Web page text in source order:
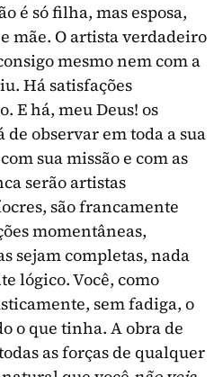
é só filha, mas esposa,
mãe. O artista verdadeiro
mesmo nem com a
Há satisfa­ções
E há, meu Deus! os
observar em toda a sua
sua missão e com as
serão artistas
são francamente
momentâneas,
sejam completas, nada
lógico. Você, como
sem fadiga, o
o que tinha. A obra de
as forças de qualquer